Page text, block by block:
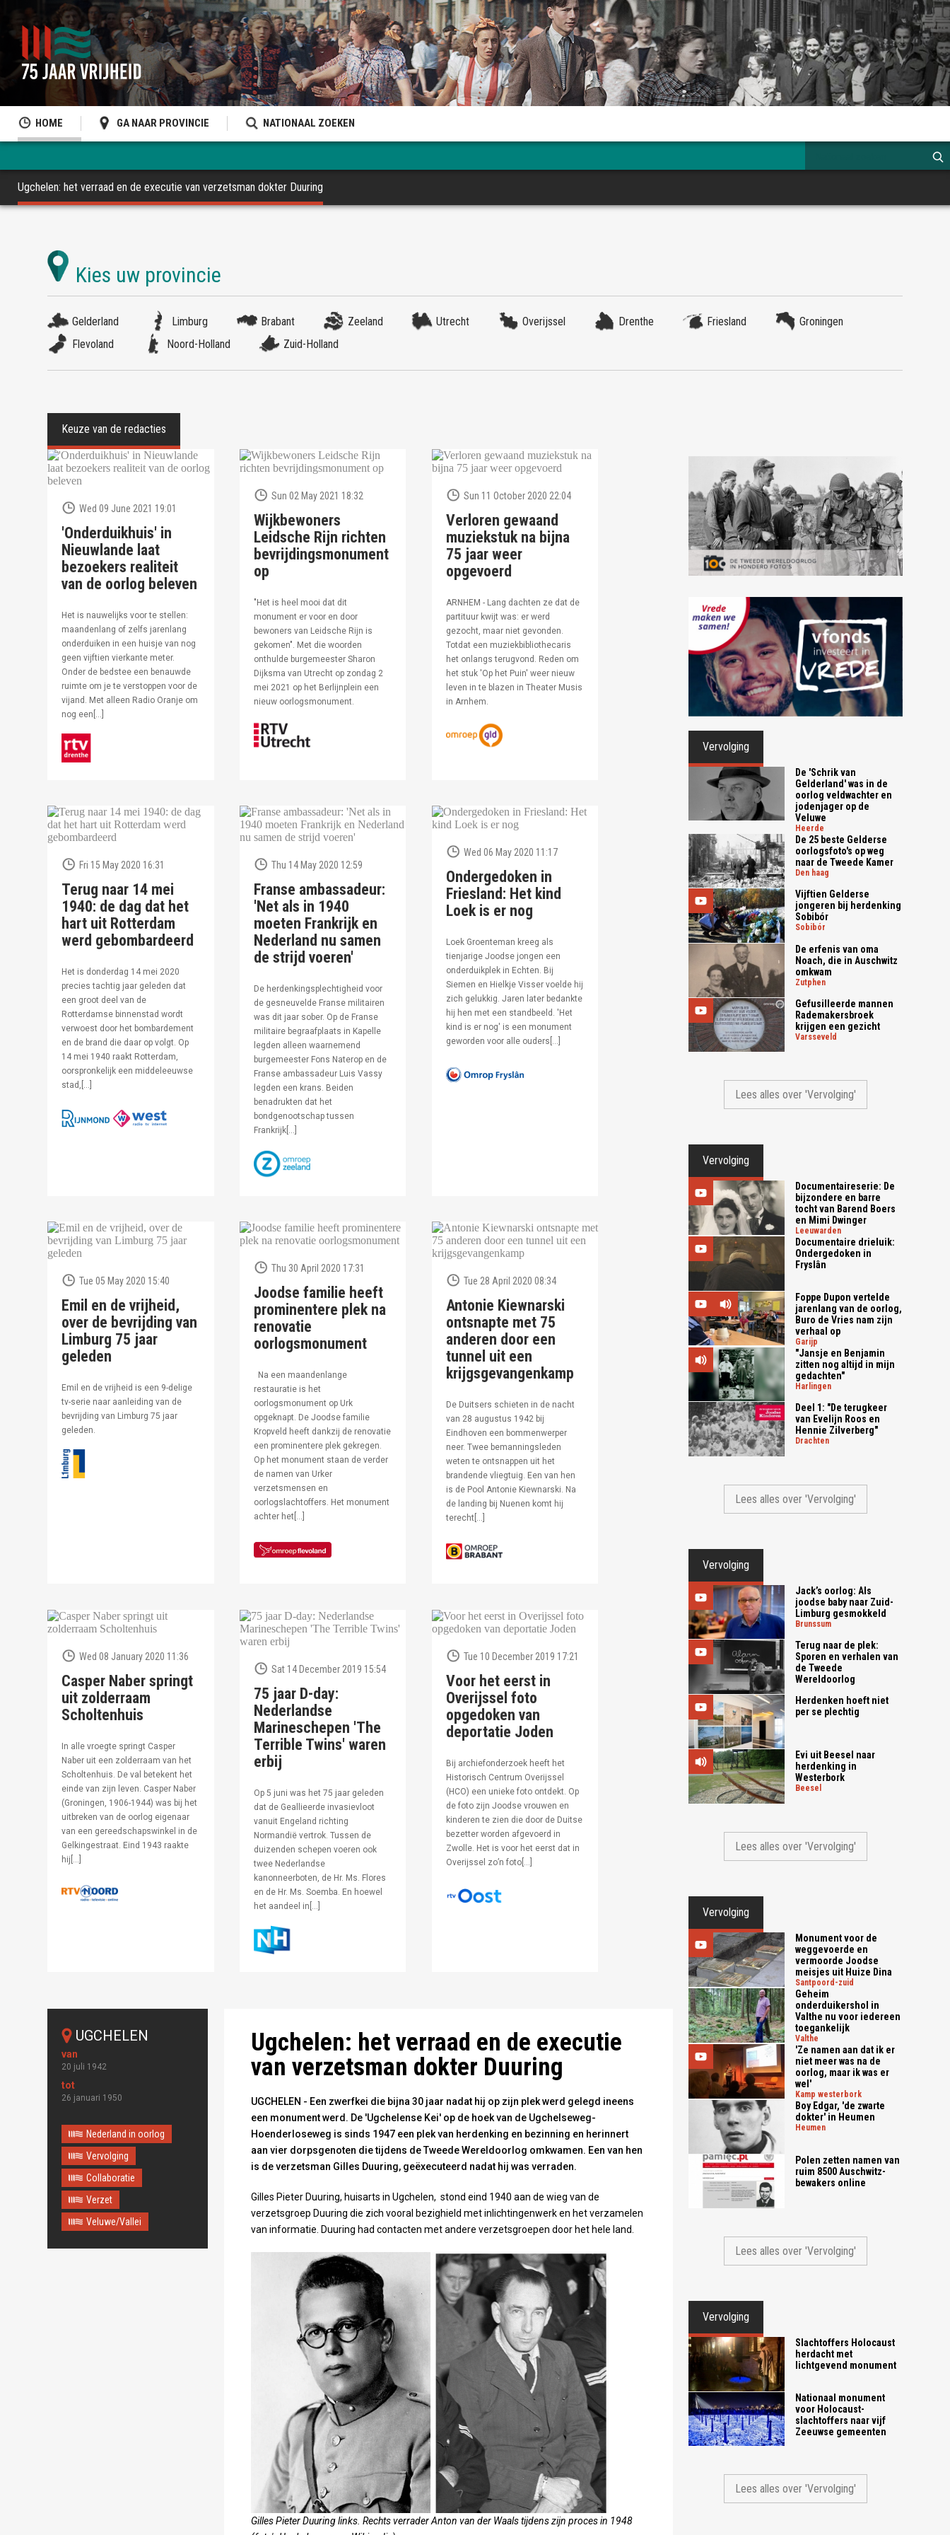
HOME GA NAAR PROVINCIE NATIONAAL ZOEKEN
Ugchelen: het verraad en de executie van verzetsman dokter Duuring
Gelderland Limburg Brabant Zeeland Utrecht Overijssel Drenthe Friesland
Groningen
Flevoland
Noord-Holland Zuid-Holland
Wed 09 June 2021 19:01
'Onderduikhuis' in
Nieuwlande laat
bezoekers realiteit
van de oorlog beleven
Het is nauwelijks voor te stellen:
maandenlang of zelfs jarenlang
onderduiken in een huisje van nog
geen vijftien vierkante meter.
Onder de bedstee een benauwde
ruimte om je te verstoppen voor de
vijand. Met alleen Radio Oranje om
nog een[…]
Sun 02 May 2021 18:32
Wijkbewoners
Leidsche Rijn richten
bevrijdingsmonument
op
"Het is heel mooi dat dit
monument er voor en door
bewoners van Leidsche Rijn is
gekomen". Met die woorden
onthulde burgemeester Sharon
Dijksma van Utrecht op zondag 2
mei 2021 op het Berlijnplein een
nieuw oorlogsmonument.
Sun 11 October 2020 22:04
Verloren gewaand
muziekstuk na bijna
75 jaar weer
opgevoerd
ARNHEM - Lang dachten ze dat de
partituur kwijt was: er werd
gezocht, maar niet gevonden.
Totdat een muziekbibliothecaris
het onlangs terugvond. Reden om
het stuk 'Op het Puin' weer nieuw
leven in te blazen in Theater Musis
in Arnhem.
Fri 15 May 2020 16:31
Terug naar 14 mei
1940: de dag dat het
hart uit Rotterdam
werd gebombardeerd
Het is donderdag 14 mei 2020
precies tachtig jaar geleden dat
een groot deel van de
Rotterdamse binnenstad wordt
verwoest door het bombardement
en de brand die daar op volgt. Op
14 mei 1940 raakt Rotterdam,
oorspronkelijk een middeleeuwse
stad,[…]
Thu 14 May 2020 12:59
Franse ambassadeur:
'Net als in 1940
moeten Frankrijk en
Nederland nu samen
de strijd voeren'
De herdenkingsplechtigheid voor
de gesneuvelde Franse militairen
was dit jaar sober. Op de Franse
militaire begraafplaats in Kapelle
legden alleen waarnemend
burgemeester Fons Naterop en de
Franse ambassadeur Luis Vassy
legden een krans. Beiden
benadrukten dat het
bondgenootschap tussen
Frankrijk[…]
Wed 06 May 2020 11:17
Ondergedoken in
Friesland: Het kind
Loek is er nog
Loek Groenteman kreeg als
tienjarige Joodse jongen een
onderduikplek in Echten. Bij
Siemen en Hielkje Visser voelde hij
zich gelukkig. Jaren later bedankte
hij hen met een standbeeld. 'Het
kind is er nog' is een monument
geworden voor alle ouders[…]
Tue 05 May 2020 15:40
Emil en de vrijheid,
over de bevrijding van
Limburg 75 jaar
geleden
Emil en de vrijheid is een 9-delige
tv-serie naar aanleiding van de
bevrijding van Limburg 75 jaar
geleden.
Thu 30 April 2020 17:31
Joodse familie heeft
prominentere plek na
renovatie
oorlogsmonument
Na een maandenlange
restauratie is het
oorlogsmonument op Urk
opgeknapt. De Joodse familie
Kropveld heeft dankzij de renovatie
een prominentere plek gekregen.
Op het monument staan de verder
de namen van Urker
verzetsmensen en
oorlogslachtoffers. Het monument
achter het[…]
Tue 28 April 2020 08:34
Antonie Kiewnarski
ontsnapte met 75
anderen door een
tunnel uit een
krijgsgevangenkamp
De Duitsers schieten in de nacht
van 28 augustus 1942 bij
Eindhoven een bommenwerper
neer. Twee bemanningsleden
weten te ontsnappen uit het
brandende vliegtuig. Een van hen
is de Pool Antonie Kiewnarski. Na
de landing bij Nuenen komt hij
terecht[…]
Wed 08 January 2020 11:36
Casper Naber springt
uit zolderraam
Scholtenhuis
In alle vroegte springt Casper
Naber uit een zolderraam van het
Scholtenhuis. De val betekent het
einde van zijn leven. Casper Naber
(Groningen, 1906-1944) was bij het
uitbreken van de oorlog eigenaar
van een gereedschapswinkel in de
Gelkingestraat. Eind 1943 raakte
hij[…]
Sat 14 December 2019 15:54
75 jaar D-day:
Nederlandse
Marineschepen 'The
Terrible Twins' waren
erbij
Op 5 juni was het 75 jaar geleden
dat de Geallieerde invasievloot
vanuit Engeland richting
Normandië vertrok. Tussen de
duizenden schepen voeren ook
twee Nederlandse
kanonneerboten, de Hr. Ms. Flores
en de Hr. Ms. Soemba. En hoewel
het aandeel in[…]
Tue 10 December 2019 17:21
Voor het eerst in
Overijssel foto
opgedoken van
deportatie Joden
Bij archiefonderzoek heeft het
Historisch Centrum Overijssel
(HCO) een unieke foto ontdekt. Op
de foto zijn Joodse vrouwen en
kinderen te zien die door de Duitse
bezetter worden afgevoerd in
Zwolle. Het is voor het eerst dat in
Overijssel zo’n foto[…]
UGCHELEN
20 juli 1942
26 januari 1950
Nederland in oorlog
Vervolging
Collaboratie
Verzet
Veluwe/Vallei
Ugchelen: het verraad en de executie
van verzetsman dokter Duuring
UGCHELEN - Een zwerfkei die bijna 30 jaar nadat hij op zijn plek werd gelegd ineens
een monument werd. De 'Ugchelense Kei' op de hoek van de Ugchelseweg-
Hoenderloseweg is sinds 1947 een plek van herdenking en bezinning en herinnert
aan vier dorpsgenoten die tijdens de Tweede Wereldoorlog omkwamen. Een van hen
is de verzetsman Gilles Duuring, geëxecuteerd nadat hij was verraden.
Gilles Pieter Duuring, huisarts in Ugchelen, stond eind 1940 aan de wieg van de
verzetsgroep Duuring die zich vooral bezighield met inlichtingenwerk en het verzamelen
van informatie. Duuring had contacten met andere verzetsgroepen door het hele land.
Gilles Pieter Duuring links. Rechts verrader Anton van der Waals tijdens zijn proces in 1948
Vervolging
De 'Schrik van
Gelderland' was in de
oorlog veldwachter en
jodenjager op de
Veluwe
heerde
De 25 beste Gelderse
oorlogsfoto's op weg
naar de Tweede Kamer
den haag
Vijftien Gelderse
jongeren bij herdenking
Sobibór
sobibór
De erfenis van oma
Noach, die in Auschwitz
omkwam
zutphen
Gefusilleerde mannen
Rademakersbroek
krijgen een gezicht
varsseveld
Lees alles over 'Vervolging'
Vervolging
Documentaireserie: De
bijzondere en barre
tocht van Barend Boers
en Mimi Dwinger
leeuwarden
Documentaire drieluik:
Ondergedoken in
Fryslân
Foppe Dupon vertelde
jarenlang van de oorlog,
Buro de Vries nam zijn
verhaal op
garijp
"Jansje en Benjamin
zitten nog altijd in mijn
gedachten"
harlingen
Deel 1: "De terugkeer
van Evelijn Roos en
Hennie Zilverberg"
drachten
Lees alles over 'Vervolging'
Vervolging
Jack’s oorlog: Als
joodse baby naar Zuid-
Limburg gesmokkeld
brunssum
Terug naar de plek:
Sporen en verhalen van
de Tweede
Wereldoorlog
Herdenken hoeft niet
per se plechtig
Evi uit Beesel naar
herdenking in
Westerbork
beesel
Lees alles over 'Vervolging'
Vervolging
Monument voor de
weggevoerde en
vermoorde Joodse
meisjes uit Huize Dina
santpoord-zuid
Geheim
onderduikershol in
Valthe nu voor iedereen
toegankelijk
valthe
'Ze namen aan dat ik er
niet meer was na de
oorlog, maar ik was er
wel'
kamp westerbork
Boy Edgar, 'de zwarte
dokter' in Heumen
heumen
Polen zetten namen van
ruim 8500 Auschwitz-
bewakers online
Lees alles over 'Vervolging'
Vervolging
Slachtoffers Holocaust
herdacht met
lichtgevend monument
Nationaal monument
voor Holocaust-
slachtoffers naar vijf
Zeeuwse gemeenten
Lees alles over 'Vervolging'